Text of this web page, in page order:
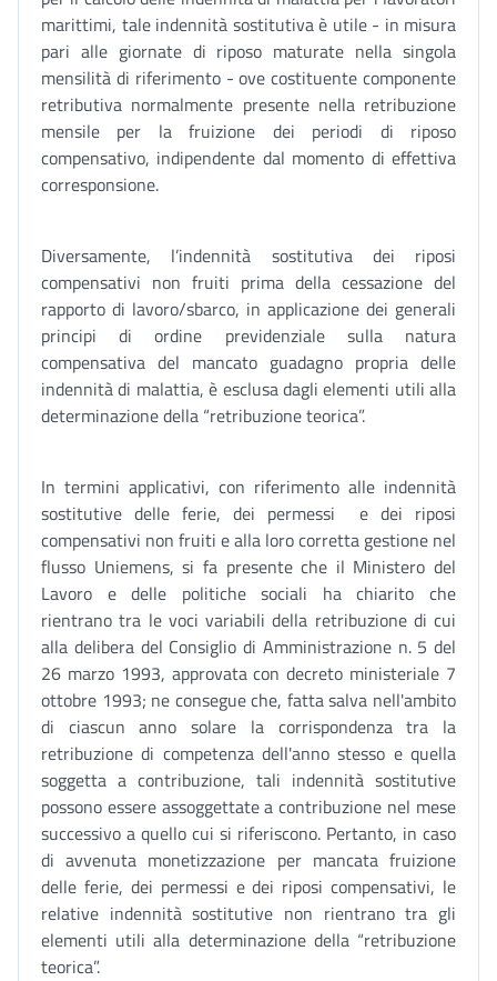
marittimi, tale indennità sostitutiva è utile - in misura
pari alle giornate di riposo maturate nella singola
mensilità di riferimento - ove costituente componente
retributiva normalmente presente nella retribuzione
mensile per la fruizione dei periodi di riposo
compensativo, indipendente dal momento di effettiva
corresponsione.
Diversamente, l’indennità sostitutiva dei riposi
compensativi non fruiti prima della cessazione del
rapporto di lavoro/sbarco, in applicazione dei generali
principi di ordine previdenziale sulla natura
compensativa del mancato guadagno propria delle
indennità di malattia, è esclusa dagli elementi utili alla
determinazione della “retribuzione teorica”.
In termini applicativi, con riferimento alle indennità
sostitutive delle ferie, dei permessi e dei riposi
compensativi non fruiti e alla loro corretta gestione nel
flusso Uniemens, si fa presente che il Ministero del
Lavoro e delle politiche sociali ha chiarito che
rientrano tra le voci variabili della retribuzione di cui
alla delibera del Consiglio di Amministrazione n. 5 del
26 marzo 1993, approvata con decreto ministeriale 7
ottobre 1993; ne consegue che, fatta salva nell'ambito
di ciascun anno solare la corrispondenza tra la
retribuzione di competenza dell'anno stesso e quella
soggetta a contribuzione, tali indennità sostitutive
possono essere assoggettate a contribuzione nel mese
successivo a quello cui si riferiscono. Pertanto, in caso
di avvenuta monetizzazione per mancata fruizione
delle ferie, dei permessi e dei riposi compensativi, le
relative indennità sostitutive non rientrano tra gli
elementi utili alla determinazione della “retribuzione
teorica”.